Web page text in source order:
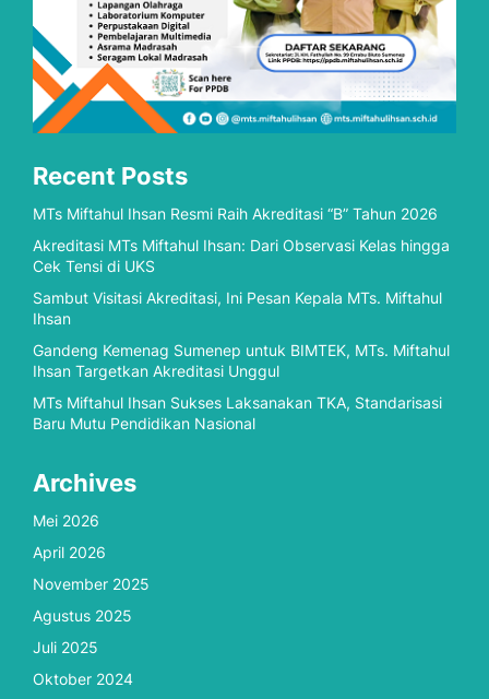
Recent Posts
MTs Miftahul Ihsan Resmi Raih Akreditasi “B” Tahun 2026
Akreditasi MTs Miftahul Ihsan: Dari Observasi Kelas hingga
Cek Tensi di UKS
Sambut Visitasi Akreditasi, Ini Pesan Kepala MTs. Miftahul
Ihsan
Gandeng Kemenag Sumenep untuk BIMTEK, MTs. Miftahul
Ihsan Targetkan Akreditasi Unggul
MTs Miftahul Ihsan Sukses Laksanakan TKA, Standarisasi
Baru Mutu Pendidikan Nasional
Archives
Mei 2026
April 2026
November 2025
Agustus 2025
Juli 2025
Oktober 2024